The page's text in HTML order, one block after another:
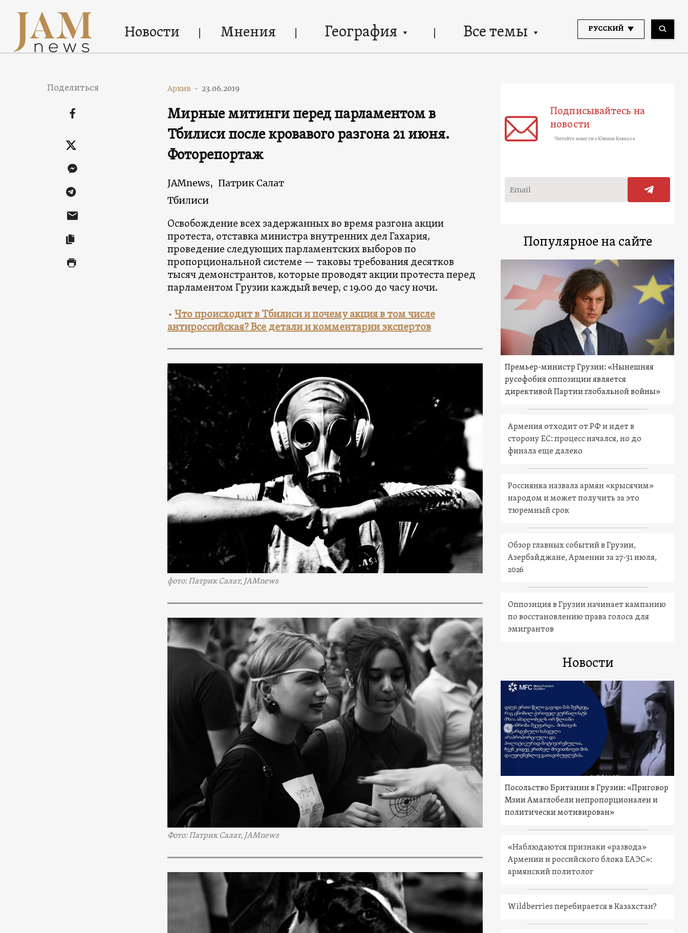
Новости Мнения География Все темы РУССКИЙ
Поделиться Архив - 23.06.2019
Мирные митинги перед парламентом в
Тбилиси после кровавого разгона 21 июня.
Фоторепортаж
JAMnews, Патрик Салат
Тбилиси
Освобождение всех задержанных во время разгона акции
протеста, отставка министра внутренних дел Гахария,
проведение следующих парламентских выборов по
пропорциональной системе — таковы требования десятков
тысяч демонстрантов, которые проводят акции протеста перед
парламентом Грузии каждый вечер, с 19.00 до часу ночи.
• Что происходит в Тбилиси и почему акция в том числе
антироссийская? Все детали и комментарии экспертов
фото: Патрик Салат, JAMnews
Фото: Патрик Салат, JAMnews
Подписывайтесь на
новости
Читайте новости о Южном Кавказе
Популярное на сайте
Премьер-министр Грузии: «Нынешняя
русофобия оппозиции является
директивой Партии глобальной войны»
Армения отходит от РФ и идет в
сторону ЕС: процесс начался, но до
финала еще далеко
Россиянка назвала армян «крысячим»
народом и может получить за это
тюремный срок
Обзор главных событий в Грузии,
Азербайджане, Армении за 27-31 июля,
2026
Оппозиция в Грузии начинает кампанию
по восстановлению права голоса для
эмигрантов
Новости
Посольство Британии в Грузии: «Приговор
Мзии Амаглобели непропорционален и
политически мотивирован»
«Наблюдаются признаки «развода»
Армении и российского блока ЕАЭС»:
армянский политолог
Wildberries перебирается в Казахстан?